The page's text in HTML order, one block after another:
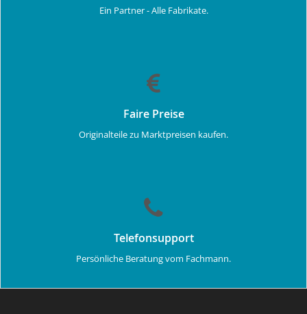
Ein Partner - Alle Fabrikate.
Faire Preise
Originalteile zu Marktpreisen kaufen.
Telefonsupport
Persönliche Beratung vom Fachmann.